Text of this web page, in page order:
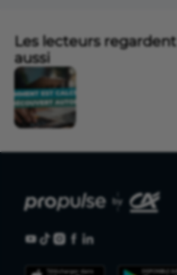
Les lecteurs regardent
aussi